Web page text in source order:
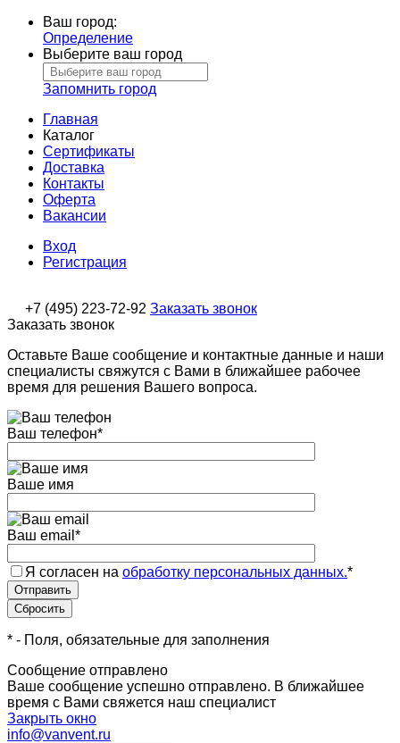
Ваш город:
Определение
Выберите ваш город
Запомнить город
Главная
Каталог
Сертификаты
Доставка
Контакты
Оферта
Вакансии
Вход
Регистрация
+7 (495) 223-72-92 Заказать звонок
Заказать звонок
Оставьте Ваше сообщение и контактные данные и наши
специалисты свяжутся с Вами в ближайшее рабочее
время для решения Вашего вопроса.
Ваш телефон*
Ваше имя
Ваш email *
Я согласен на обработку персональных данных.*
* - Поля, обязательные для заполнения
Сообщение отправлено
Ваше сообщение успешно отправлено. В ближайшее
время с Вами свяжется наш специалист
Закрыть окно
info@vanvent.ru